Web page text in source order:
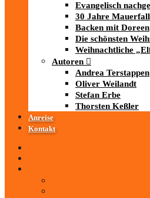
Evangelisch
30 Jahre Mauerfall
Backen mit Doreen
Die schönsten
Weihnachtliche
Autoren
Andrea Terstappen
Oliver Weilandt
Stefan Erbe
Thorsten Keßler
Anreise
Kontakt